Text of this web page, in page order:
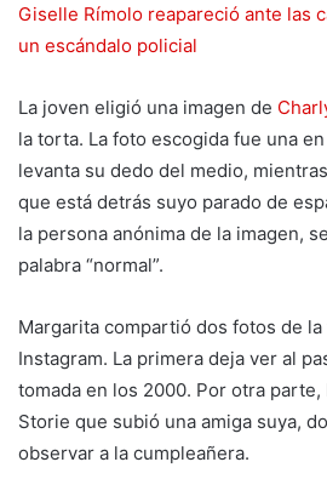
Giselle Rímolo reapareció ante las
un escándalo policial
La joven eligió una imagen de
la torta. La foto escogida fue una
levanta su dedo del medio,
que está detrás suyo parado de
la persona anónima de la imagen,
palabra “normal”.
Margarita compartió dos fotos de
Instagram. La primera deja ver al
tomada en los 2000. Por otra
Storie que subió una amiga suya,
observar a la cumpleañera.